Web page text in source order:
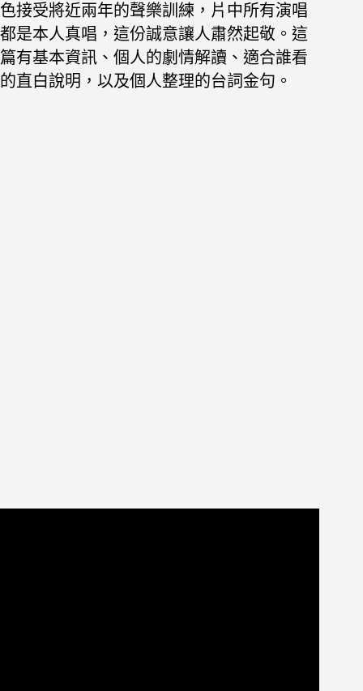
色接受將近兩年的聲樂訓練，片中所有演唱
都是本人真唱，這份誠意讓人肅然起敬。這
篇有基本資訊、個人的劇情解讀、適合誰看
的直白說明，以及個人整理的台詞金句。